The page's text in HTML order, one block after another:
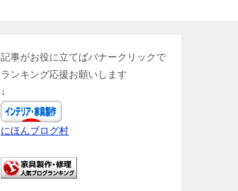
記事がお役に立てばバナークリックで
ランキング応援お願いします
↓
にほんブログ村